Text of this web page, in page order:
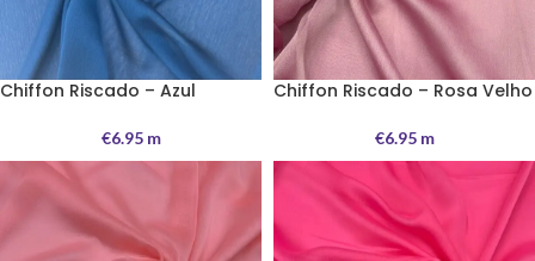
Chiffon Riscado – Azul
€6.95m
Chiffon Riscado – Rosa Velho
€6.95m